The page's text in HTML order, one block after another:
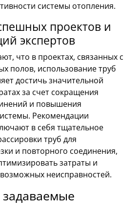
системы отопления.
проектов и
экспертов
что в проектах, связанных с
полов, использование труб
достичь значительной
за счет сокращения
и повышения
Рекомендации
в себя тщательное
труб для
и повторного соединения,
затраты и
неисправностей.
задаваемые